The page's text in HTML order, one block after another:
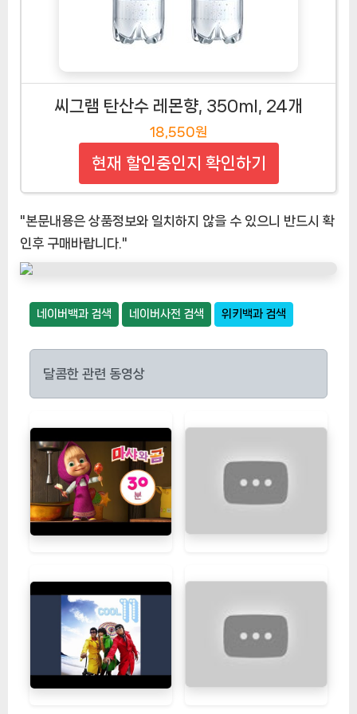
씨그램 탄산수 레몬향, 350ml, 24개
18,550원
현재 할인중인지 확인하기
"본문내용은 상품정보와 일치하지 않을 수 있으니 반드시 확
인후 구매바랍니다."
네이버백과 검색 네이버사전 검색 위키백과 검색
달콤한 관련 동영상